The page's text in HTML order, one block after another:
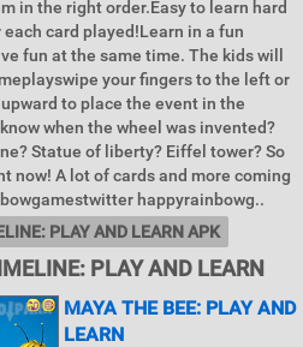
in the right order.Easy to learn hard
card played!Learn in a fun
fun at the same time. The kids will
your fingers to the left or
to place the event in the
when the wheel was invented?
Statue of liberty? Eiffel tower? So
now! A lot of cards and more coming
happyrainbowg..
PLAY AND LEARN APK
PLAY AND LEARN
MAYA THE BEE: PLAY AND
LEARN